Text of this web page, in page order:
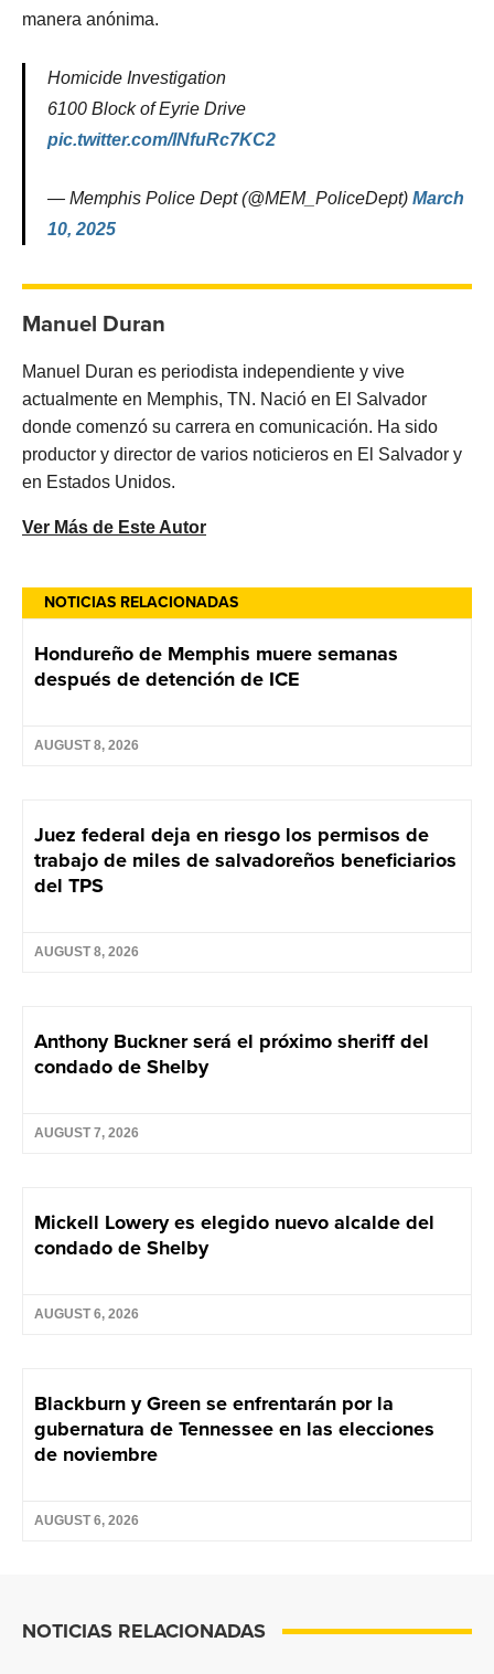
NOTICIAS RELACIONADAS
Hondureño de Memphis muere semanas
después de detención de ICE
AUGUST 8, 2026
Juez federal deja en riesgo los permisos de
trabajo de miles de salvadoreños beneficiarios
del TPS
AUGUST 8, 2026
Anthony Buckner será el próximo sheriff del
condado de Shelby
AUGUST 7, 2026
Mickell Lowery es elegido nuevo alcalde del
condado de Shelby
AUGUST 6, 2026
Blackburn y Green se enfrentarán por la
gubernatura de Tennessee en las elecciones
de noviembre
AUGUST 6, 2026
manera anónima.
Homicide Investigation
6100 Block of Eyrie Drive
pic.twitter.com/lNfuRc7KC2
— Memphis Police Dept (@MEM_PoliceDept) March
10, 2025
Manuel Duran
Manuel Duran es periodista independiente y vive
actualmente en Memphis, TN. Nació en El Salvador
donde comenzó su carrera en comunicación. Ha sido
productor y director de varios noticieros en El Salvador y
en Estados Unidos.
Ver Más de Este Autor
NOTICIAS RELACIONADAS